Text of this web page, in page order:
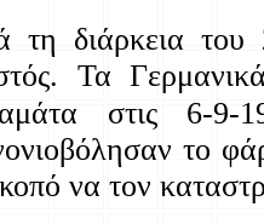
τη διάρκεια του
Τα
στις 6-9-
το
να τον